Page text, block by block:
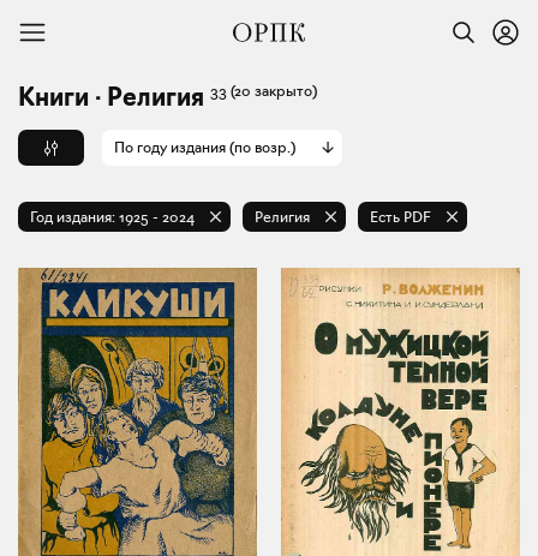
Книги · Религия 33 (20 закрыто)
По году издания (по возр.)
Год издания: 1925 - 2024 Религия Есть PDF